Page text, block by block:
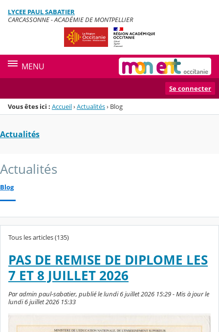
Menu de la rubrique
Contenu
LYCEE PAUL SABATIER
CARCASSONNE - ACADÉMIE DE MONTPELLIER
MENU
Se connecter
Vous êtes ici : Accueil›Actualités› Blog
Actualités
Actualités
Blog
Tous les articles (135)
PAS DE REMISE DE DIPLOME LES
7 ET 8 JUILLET 2026
Par admin paul-sabatier, publié le lundi 6 juillet 2026 15:29 - Mis à jour le
lundi 6 juillet 2026 15:33